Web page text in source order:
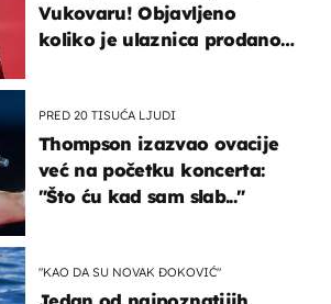
Vukovaru! Objavljeno
koliko je ulaznica prodano
PRED 20 TISUĆA LJUDI
Thompson izazvao ovacije
već na početku koncerta:
"Što ću kad sam slab..."
"KAO DA SU NOVAK ĐOKOVIĆ"